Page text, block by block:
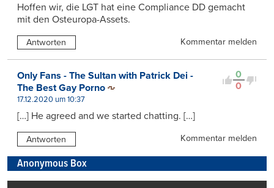
Hoffen wir, die LGT hat eine Compliance DD gemacht
mit den Osteuropa-Assets.
Antworten Kommentar melden
0
0
Only Fans - The Sultan with Patrick Dei -
The Best Gay Porno
17.12.2020 um 10:37
[…] He agreed and we started chatting. […]
Antworten Kommentar melden
Anonymous Box